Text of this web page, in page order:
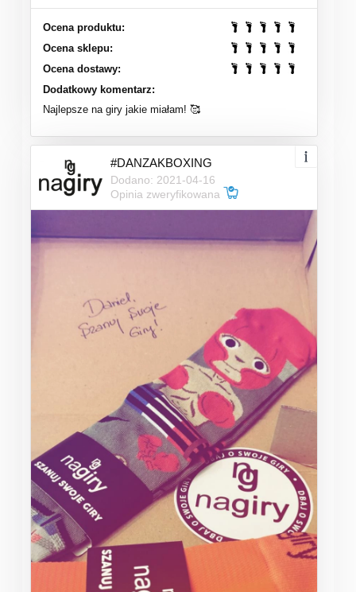
Ocena produktu:
Ocena sklepu:
Ocena dostawy:
Dodatkowy komentarz:
Najlepsze na giry jakie miałam! 🥰
#DANZAKBOXING
Dodano: 2021-04-16
Opinia zweryfikowana